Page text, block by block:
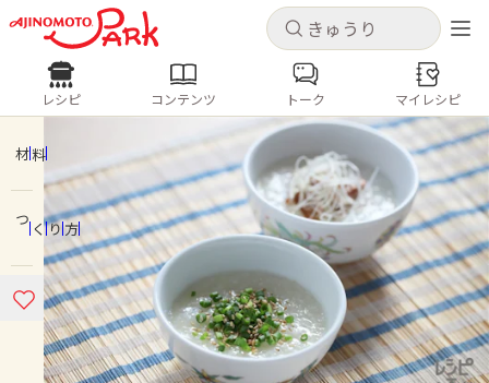
キャンセル
ログインするとレシピを保存できます
ログイン 新規登録
ホーム
コンテンツ
レシピ
キャンセル
レシピ コンテンツ
人気の食材・レシピ
きゅうり なす
とうもろこし
ピーマン
みょうが ゴーヤ
レシピ コンテンツ トーク マイレシピ
材料
つくり方